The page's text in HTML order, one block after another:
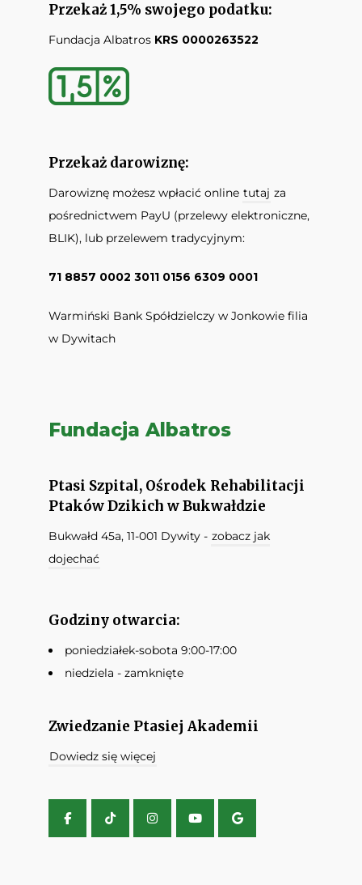
Przekaż 1,5% swojego podatku:
Fundacja Albatros KRS 0000263522
Przekaż darowiznę:
Darowiznę możesz wpłacić online tutaj za
pośrednictwem PayU (przelewy elektroniczne,
BLIK), lub przelewem tradycyjnym:
71 8857 0002 3011 0156 6309 0001
Warmiński Bank Spółdzielczy w Jonkowie filia
w Dywitach
Fundacja Albatros
Ptasi Szpital, Ośrodek Rehabilitacji
Ptaków Dzikich w Bukwałdzie
Bukwałd 45a, 11-001 Dywity - zobacz jak
dojechać
Godziny otwarcia:
poniedziałek-sobota 9:00-17:00
niedziela - zamknięte
Zwiedzanie Ptasiej Akademii
Dowiedz się więcej